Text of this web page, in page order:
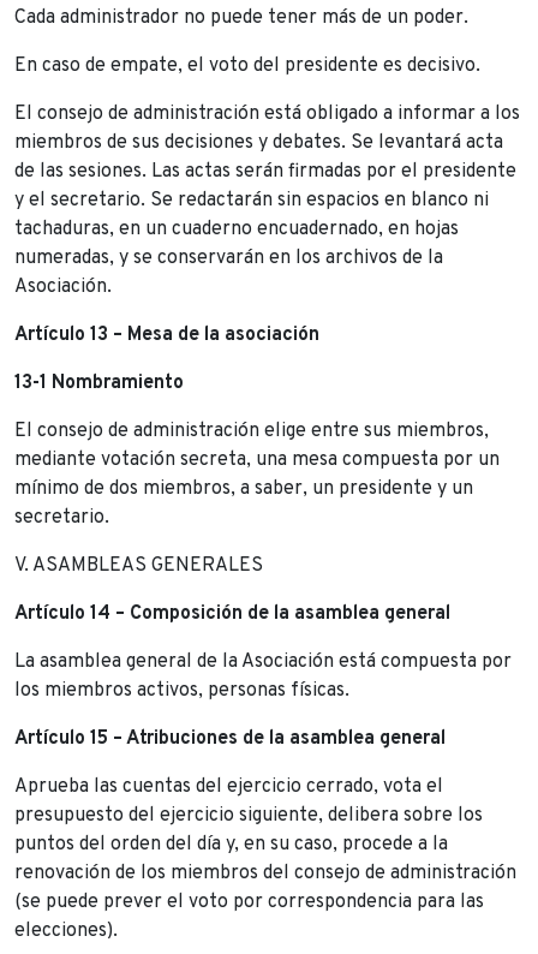
Cada administrador no puede tener más de un poder.
En caso de empate, el voto del presidente es decisivo.
El consejo de administración está obligado a informar a los
miembros de sus decisiones y debates. Se levantará acta
de las sesiones. Las actas serán firmadas por el presidente
y el secretario. Se redactarán sin espacios en blanco ni
tachaduras, en un cuaderno encuadernado, en hojas
numeradas, y se conservarán en los archivos de la
Asociación.
Artículo 13 – Mesa de la asociación
13-1 Nombramiento
El consejo de administración elige entre sus miembros,
mediante votación secreta, una mesa compuesta por un
mínimo de dos miembros, a saber, un presidente y un
secretario.
V. ASAMBLEAS GENERALES
Artículo 14 – Composición de la asamblea general
La asamblea general de la Asociación está compuesta por
los miembros activos, personas físicas.
Artículo 15 – Atribuciones de la asamblea general
Aprueba las cuentas del ejercicio cerrado, vota el
presupuesto del ejercicio siguiente, delibera sobre los
puntos del orden del día y, en su caso, procede a la
renovación de los miembros del consejo de administración
(se puede prever el voto por correspondencia para las
elecciones).